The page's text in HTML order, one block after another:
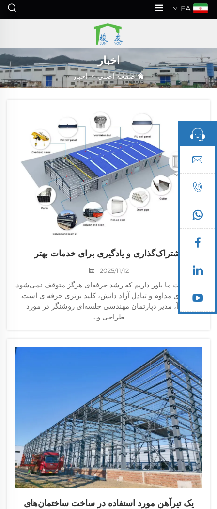
FA
اخبار
صفحه اصلی>اخبار
اشتراک‌گذاری و یادگیری برای خدمات بهتر
2025/11/12
در شرکت ما باور داریم که رشد حرفه‌ای هرگز متوقف نمی‌شود.
یادگیری مداوم و تبادل آزاد دانش، کلید برتری حرفه‌ای است.
اخیراً، مدیر دپارتمان مهندسی جلسه‌ای روشنگر در مورد
طراحی و...
یک تیرآهن مورد استفاده در ساخت ساختمان‌های